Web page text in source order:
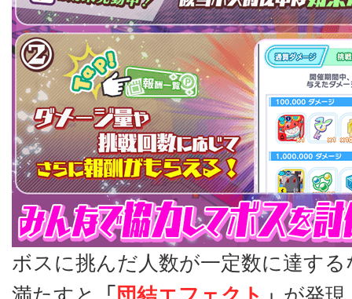
ボスに挑んだ人数が一定数に達す